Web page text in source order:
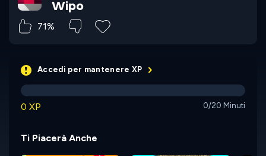
Wipo
71%
Accedi per mantenere XP
0 XP 0/20 Minuti
Ti Piacerà Anche